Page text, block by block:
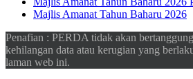
Majlis Amanat Tahun Baharu 2026
Penafian : PERDA tidak akan
kehilangan data atau kerugian yang
laman web ini.